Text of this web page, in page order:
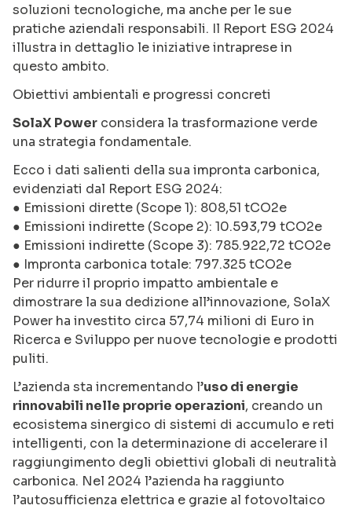
soluzioni tecnologiche, ma anche per le sue
pratiche aziendali responsabili. Il Report ESG 2024
illustra in dettaglio le iniziative intraprese in
questo ambito.
Obiettivi ambientali e progressi concreti
SolaX Power considera la trasformazione verde
una strategia fondamentale.
Ecco i dati salienti della sua impronta carbonica,
evidenziati dal Report ESG 2024:
● Emissioni dirette (Scope 1): 808,51 tCO2e
● Emissioni indirette (Scope 2): 10.593,79 tCO2e
● Emissioni indirette (Scope 3): 785.922,72 tCO2e
● Impronta carbonica totale: 797.325 tCO2e
Per ridurre il proprio impatto ambientale e
dimostrare la sua dedizione all’innovazione, SolaX
Power ha investito circa 57,74 milioni di Euro in
Ricerca e Sviluppo per nuove tecnologie e prodotti
puliti.
L’azienda sta incrementando l’uso di energie
rinnovabili nelle proprie operazioni, creando un
ecosistema sinergico di sistemi di accumulo e reti
intelligenti, con la determinazione di accelerare il
raggiungimento degli obiettivi globali di neutralità
carbonica. Nel 2024 l’azienda ha raggiunto
l’autosufficienza elettrica e grazie al fotovoltaico